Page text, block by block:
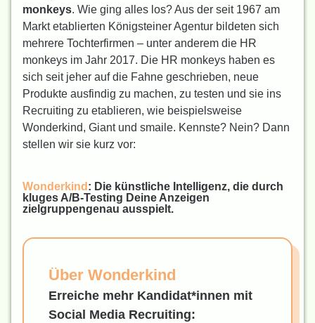
monkeys. Wie ging alles los? Aus der seit 1967 am
Markt etablierten Königsteiner Agentur bildeten sich
mehrere Tochterfirmen – unter anderem die HR
monkeys im Jahr 2017. Die HR monkeys haben es
sich seit jeher auf die Fahne geschrieben, neue
Produkte ausfindig zu machen, zu testen und sie ins
Recruiting zu etablieren, wie beispielsweise
Wonderkind, Giant und smaile. Kennste? Nein? Dann
stellen wir sie kurz vor:
Wonderkind : Die künstliche Intelligenz, die durch
kluges A/B-Testing Deine Anzeigen
zielgruppengenau ausspielt.
Über Wonderkind
Erreiche mehr Kandidat*innen mit
Social Media Recruiting: